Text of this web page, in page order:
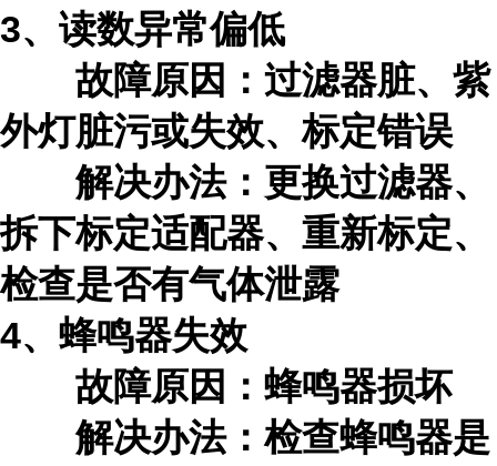
3、读数异常偏低
故障原因：过滤器脏、紫
外灯脏污或失效、标定错误
解决办法：更换过滤器、
拆下标定适配器、重新标定、
检查是否有气体泄露
4、蜂鸣器失效
故障原因：蜂鸣器损坏
解决办法：检查蜂鸣器是